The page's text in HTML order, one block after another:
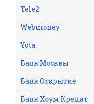
Tele2
Webmoney
Yota
Банк Москвы
Банк Открытие
Банк Хоум Кредит